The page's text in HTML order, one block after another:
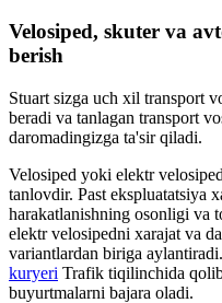
Velosiped, skuter va
berish
Stuart sizga uch xil transport
beradi va tanlagan transport
daromadingizga ta'sir qiladi.
Velosiped yoki elektr
tanlovdir. Past ekspluatatsiya
harakatlanishning osonligi va
elektr velosipedni xarajat va
variantlardan biriga
kuryeri Trafik tiqilinchida
buyurtmalarni bajara oladi.